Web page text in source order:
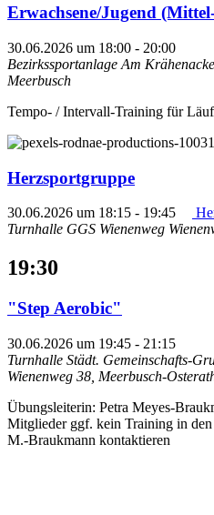
Erwachsene/Jugend
30.06.2026 um 18:00 - 20:00
Bezirkssportanlage Am
Meerbusch
Tempo- / Intervall-Training für
Herzsportgruppe
30.06.2026 um 18:15 - 19:45
Turnhalle GGS Wienenweg
19:30
"Step Aerobic"
30.06.2026 um 19:45 - 21:15
Turnhalle Städt. Gemeinschafts-
Wienenweg 38, Meerbusch-
Übungsleiterin: Petra Meyes-
Mitglieder ggf. kein Training in
M.-Braukmann kontaktieren